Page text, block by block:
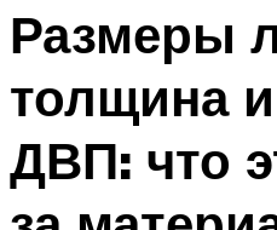
Размеры
толщина
ДВП: что